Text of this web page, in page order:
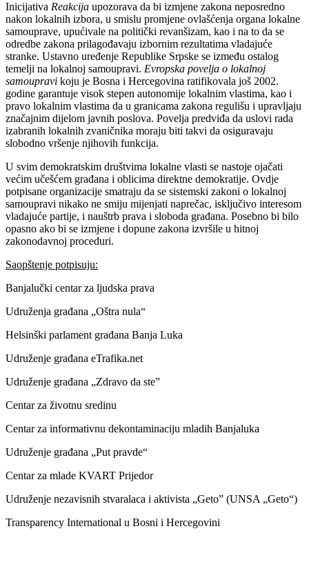
Inicijativa Reakcija upozorava da bi izmjene zakona neposredno
nakon lokalnih izbora, u smislu promjene ovlašćenja organa lokalne
samouprave, upućivale na politički revanšizam, kao i na to da se
odredbe zakona prilagođavaju izbornim rezultatima vladajuće
stranke. Ustavno uređenje Republike Srpske se između ostalog
temelji na lokalnoj samoupravi. Evropska povelja o lokalnoj
samoupravi koju je Bosna i Hercegovina ratifikovala još 2002.
godine garantuje visok stepen autonomije lokalnim vlastima, kao i
pravo lokalnim vlastima da u granicama zakona regulišu i upravljaju
značajnim dijelom javnih poslova. Povelja predviđa da uslovi rada
izabranih lokalnih zvaničnika moraju biti takvi da osiguravaju
slobodno vršenje njihovih funkcija.
U svim demokratskim društvima lokalne vlasti se nastoje ojačati
većim učešćem građana i oblicima direktne demokratije. Ovdje
potpisane organizacije smatraju da se sistemski zakoni o lokalnoj
samoupravi nikako ne smiju mijenjati naprečac, isključivo interesom
vladajuće partije, i nauštrb prava i sloboda građana. Posebno bi bilo
opasno ako bi se izmjene i dopune zakona izvršile u hitnoj
zakonodavnoj proceduri.
Saopštenje potpisuju:
Banjalučki centar za ljudska prava
Udruženja građana „Oštra nula“
Helsinški parlament građana Banja Luka
Udruženje građana eTrafika.net
Udruženje građana „Zdravo da ste”
Centar za životnu sredinu
Centar za informativnu dekontaminaciju mladih Banjaluka
Udruženje građana „Put pravde“
Centar za mlade KVART Prijedor
Udruženje nezavisnih stvaralaca i aktivista „Geto” (UNSA „Geto“)
Transparency International u Bosni i Hercegovini